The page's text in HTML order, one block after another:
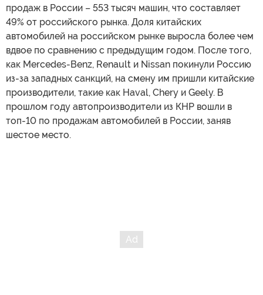
продаж в России – 553 тысяч машин, что составляет
49% от российского рынка. Доля китайских
автомобилей на российском рынке выросла более чем
вдвое по сравнению с предыдущим годом. После того,
как Mercedes-Benz, Renault и Nissan покинули Россию
из-за западных санкций, на смену им пришли китайские
производители, такие как Haval, Chery и Geely. В
прошлом году автопроизводители из КНР вошли в
топ-10 по продажам автомобилей в России, заняв
шестое место.